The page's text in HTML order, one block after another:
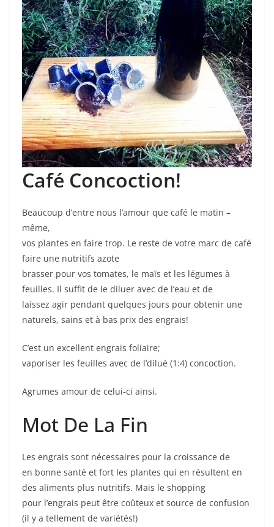
Café Concoction!
Beaucoup d’entre nous l’amour que café le matin –
même,
vos plantes en faire trop. Le reste de votre marc de café
faire une nutritifs azote
brasser pour vos tomates, le maïs et les légumes à
feuilles. Il suffit de le diluer avec de l’eau et de
laissez agir pendant quelques jours pour obtenir une
naturels, sains et à bas prix des engrais!
C’est un excellent engrais foliaire;
vaporiser les feuilles avec de l’dilué (1:4) concoction.
Agrumes amour de celui-ci ainsi.
Mot De La Fin
Les engrais sont nécessaires pour la croissance de
en bonne santé et fort les plantes qui en résultent en
des aliments plus nutritifs. Mais le shopping
pour l’engrais peut être coûteux et source de confusion
(il y a tellement de variétés!)